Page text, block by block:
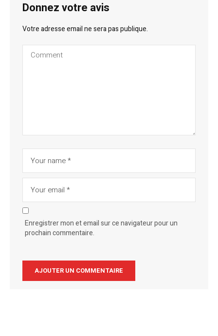
Donnez votre avis
Votre adresse email ne sera pas publique.
Enregistrer mon et email sur ce navigateur pour un
prochain commentaire.